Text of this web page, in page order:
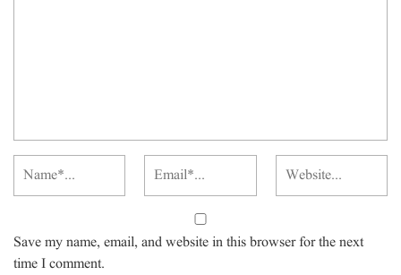
Save my name, email, and website in this browser for the next
time I comment.